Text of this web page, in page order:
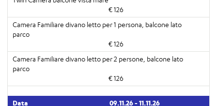
€ 126
€ 126
€ 126
09.11.26 - 11.11.26